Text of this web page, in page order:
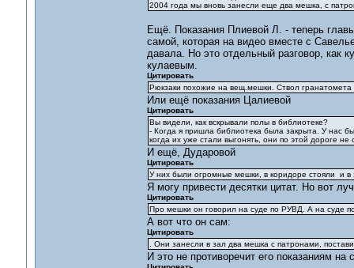
2004 года мы вновь занесли еще два мешка, с
Ещё. Показания Плиевой Л. - теперь
самой, которая на видео вместе с
давала. Но это отдельный разговор, как
кулаевым.
Цитировать
Рюкзаки похожие на вещ.мешки. Ствол гранатомета
Или ещё показания Цалиевой
Цитировать
Вы видели, как вскрывали полы в библиотеке?
- Когда я пришла библиотека была закрыта. У нас
когда их уже стали выгонять, они по этой дороге
И ещё, Дударовой
Цитировать
У них были огромные мешки, в коридоре стояли и в
Я могу привести десятки цитат. Но вот
Цитировать
Про мешки он говорил на суде по РУВД. А на суде
А вот что он сам:
Цитировать
. Они занесли в зал два мешка с патронами,
И это не противоречит его показаниям